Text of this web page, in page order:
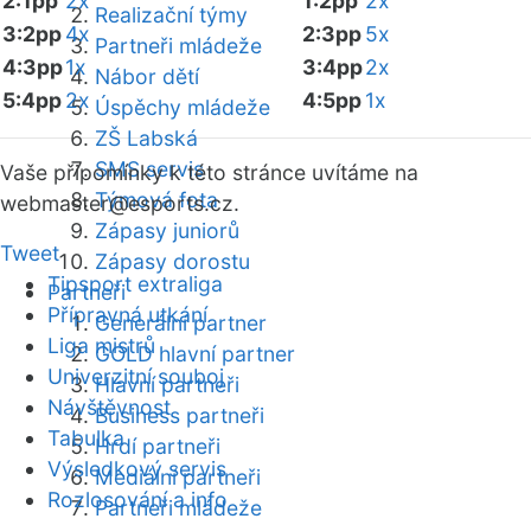
Realizační týmy
Partneři mládeže
Nábor dětí
Úspěchy mládeže
ZŠ Labská
SMS servis
Týmová fota
Zápasy juniorů
Zápasy dorostu
Partneři
Generální partner
GOLD hlavní partner
Hlavní partneři
Business partneři
Hrdí partneři
Mediální partneři
Partneři mládeže
3:2pp4x
4:3pp1x
5:4pp2x
2:3pp5x
3:4pp2x
4:5pp1x
Vaše připomínky k této stránce uvítáme na
webmaster@esports.cz.
Tweet
Tipsport extraliga
Přípravná utkání
Liga mistrů
Univerzitní souboj
Návštěvnost
Tabulka
Výsledkový servis
Rozlosování a info